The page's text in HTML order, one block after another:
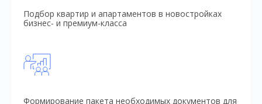
Подбор квартир и апартаментов в новостройках
бизнес- и премиум-класса
Формирование пакета необходимых документов для